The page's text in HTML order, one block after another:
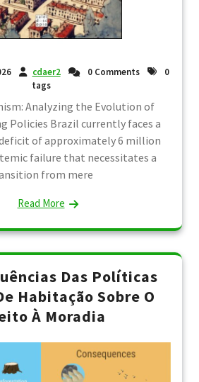
cdaer2 0 Comments
0
tags
Analyzing the Evolution of
Policies Brazil currently faces a
of approximately 6 million
failure that necessitates a
from mere
Read More
Das Políticas
Habitação Sobre O
À Moradia